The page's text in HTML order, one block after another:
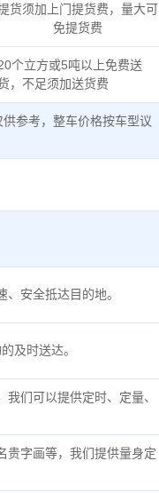
货须加上门提货费，量大可
免提货费
个立方或5吨以上免费送
，不足须加送货费
参考，整车价格按车型议
安全抵达目的地。
及时送达。
们可以提供定时、定量、
贵字画等，我们提供量身定